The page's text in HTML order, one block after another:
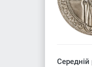
Середній